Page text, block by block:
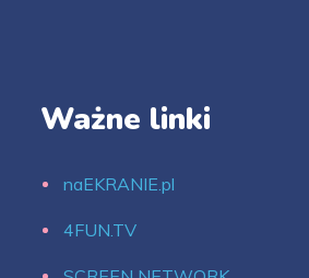
Ważne linki
naEKRANIE.pl
4FUN.TV